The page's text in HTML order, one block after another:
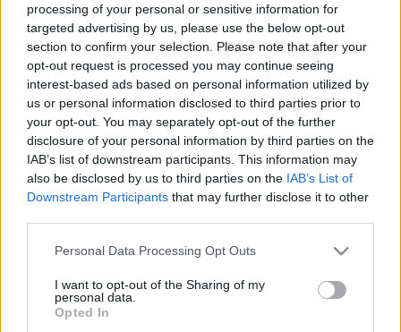
processing of your personal or sensitive information for
targeted advertising by us, please use the below opt-out
section to confirm your selection. Please note that after your
opt-out request is processed you may continue seeing
interest-based ads based on personal information utilized by
us or personal information disclosed to third parties prior to
your opt-out. You may separately opt-out of the further
disclosure of your personal information by third parties on the
IAB’s list of downstream participants. This information may
also be disclosed by us to third parties on the IAB’s List of
Downstream Participants that may further disclose it to other
Please note that this website/app uses one or more Google
not limited to your visit or usage behaviour. You may click to
grant or deny consent to Google and its third-party tags to
use your data for below specified purposes in below Google
Personal Data Processing Opt Outs
I want to opt-out of the Sharing of my
personal data.
Opted In